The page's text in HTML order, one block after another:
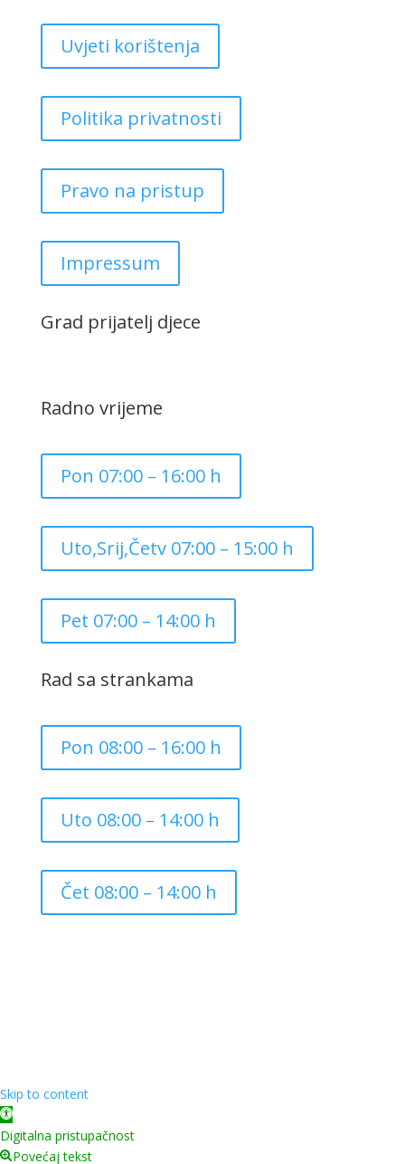
Uvjeti korištenja
Politika privatnosti
Pravo na pristup
Impressum
Grad prijatelj djece
Radno vrijeme
Pon 07:00 – 16:00 h
Uto,Srij,Četv 07:00 – 15:00 h
Pet 07:00 – 14:00 h
Rad sa strankama
Pon 08:00 – 16:00 h
Uto 08:00 – 14:00 h
Čet 08:00 – 14:00 h
Skip to content
Open toolbar
Digitalna pristupačnost
Povećaj tekst